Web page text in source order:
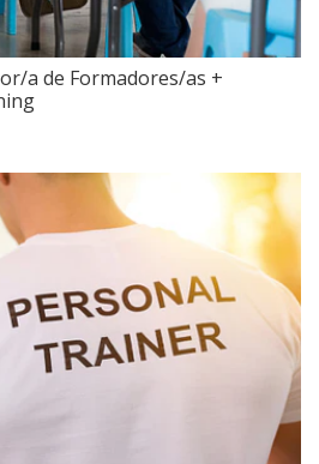
a de Formadores/as +